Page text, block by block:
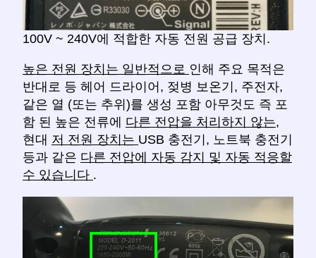
100V ~ 240V에 적합한 자동 전원 공급 장치.
높은 전원 장치는 일반적으로 인해 주요 목적은
반대로 등 헤어 드라이어, 젖병 보온기, 주전자,
같은 열 (또는 추위)를 생성 포함 아무것도 즉 포
함 된 높은 전류에 다른 전압을 처리하지 않는,
현대 저 전원 장치는 USB 충전기, 노트북 충전기
등과 같은 다른 전압에 자동 감지 및 자동 적응할
수 있습니다 .